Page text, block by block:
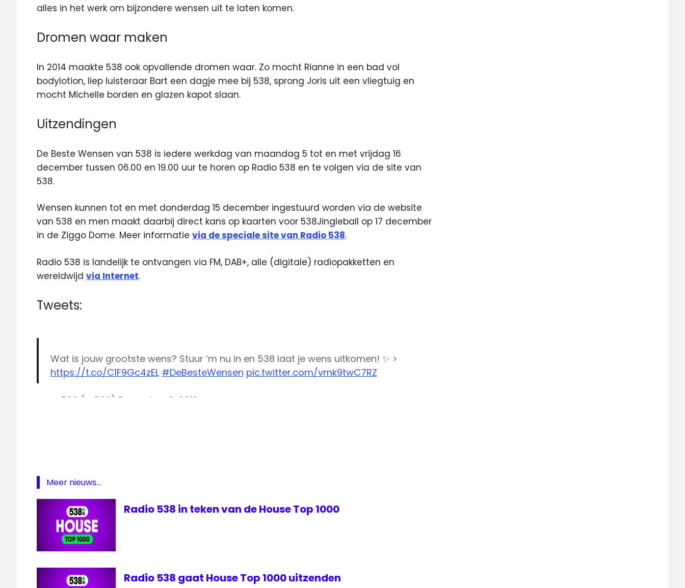
alles in het werk om bijzondere wensen uit te laten komen.
Dromen waar maken
In 2014 maakte 538 ook opvallende dromen waar. Zo mocht Rianne in een bad vol
bodylotion, liep luisteraar Bart een dagje mee bij 538, sprong Joris uit een vliegtuig en
mocht Michelle borden en glazen kapot slaan.
Uitzendingen
De Beste Wensen van 538 is iedere werkdag van maandag 5 tot en met vrijdag 16
december tussen 06.00 en 19.00 uur te horen op Radio 538 en te volgen via de site van
538.
Wensen kunnen tot en met donderdag 15 december ingestuurd worden via de website
van 538 en men maakt daarbij direct kans op kaarten voor 538Jingleball op 17 december
in de Ziggo Dome. Meer informatie via de speciale site van Radio 538.
Radio 538 is landelijk te ontvangen via FM, DAB+, alle (digitale) radiopakketten en
wereldwijd via Internet.
Tweets:
Wat is jouw grootste wens? Stuur ‘m nu in en 538 laat je wens uitkomen! ✨ >
https://t.co/C1F9Gc4zEL #DeBesteWensen pic.twitter.com/vmk9twC7RZ
— 538 (@538) December 3, 2016
538
radiozender
wensen
Meer nieuws...
Radio 538 in teken van de House Top 1000
Radio 538 gaat House Top 1000 uitzenden